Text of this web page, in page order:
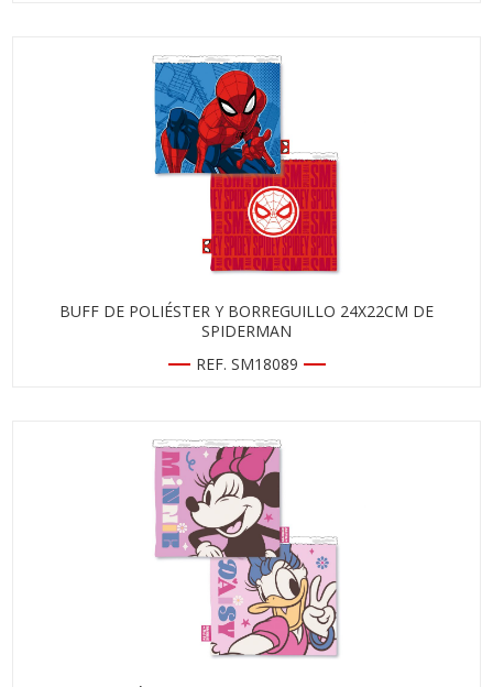
BUFF DE POLIÉSTER Y BORREGUILLO 24X22CM DE
SPIDERMAN
REF. SM18089